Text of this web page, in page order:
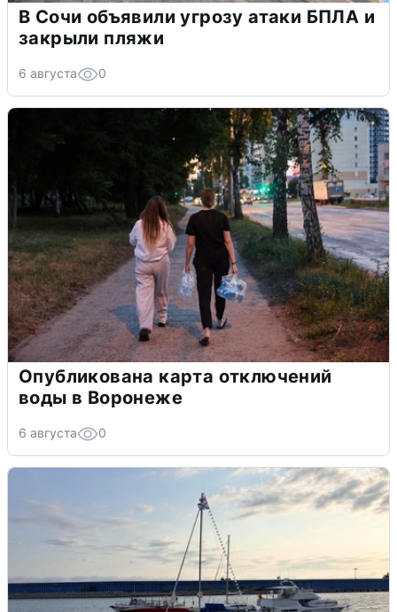
В Сочи объявили угрозу атаки БПЛА и
закрыли пляжи
6 августа 0
Опубликована карта отключений
воды в Воронеже
6 августа 0